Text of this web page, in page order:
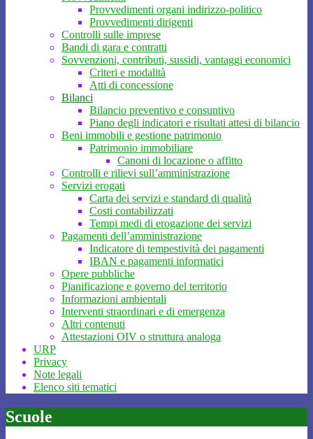
Provvedimenti organi indirizzo-politico
Provvedimenti dirigenti
Controlli sulle imprese
Bandi di gara e contratti
Sovvenzioni, contributi, sussidi, vantaggi economici
Criteri e modalità
Atti di concessione
Bilanci
Bilancio preventivo e consuntivo
Piano degli indicatori e risultati attesi di bilancio
Beni immobili e gestione patrimonio
Patrimonio immobiliare
Canoni di locazione o affitto
Controlli e rilievi sull’amministrazione
Servizi erogati
Carta dei servizi e standard di qualità
Costi contabilizzati
Tempi medi di erogazione dei servizi
Pagamenti dell’amministrazione
Indicatore di tempestività dei pagamenti
IBAN e pagamenti informatici
Opere pubbliche
Pianificazione e governo del territorio
Informazioni ambientali
Interventi straordinari e di emergenza
Altri contenuti
Attestazioni OIV o struttura analoga
URP
Privacy
Note legali
Elenco siti tematici
Scuole